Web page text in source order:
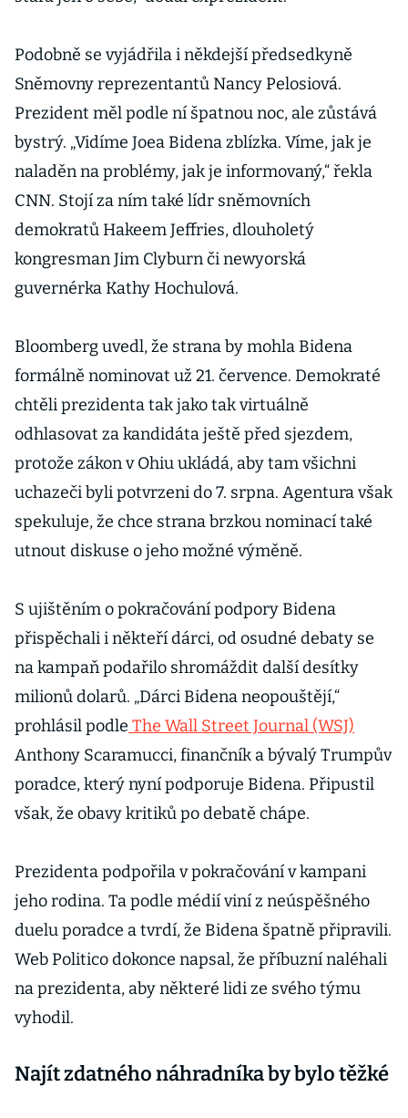
Podobně se vyjádřila i někdejší předsedkyně
Sněmovny reprezentantů Nancy Pelosiová.
Prezident měl podle ní špatnou noc, ale zůstává
bystrý. „Vidíme Joea Bidena zblízka. Víme, jak je
naladěn na problémy, jak je informovaný,“ řekla
CNN. Stojí za ním také lídr sněmovních
demokratů Hakeem Jeffries, dlouholetý
kongresman Jim Clyburn či newyorská
guvernérka Kathy Hochulová.
Bloomberg uvedl, že strana by mohla Bidena
formálně nominovat už 21. července. Demokraté
chtěli prezidenta tak jako tak virtuálně
odhlasovat za kandidáta ještě před sjezdem,
protože zákon v Ohiu ukládá, aby tam všichni
uchazeči byli potvrzeni do 7. srpna. Agentura však
spekuluje, že chce strana brzkou nominací také
utnout diskuse o jeho možné výměně.
S ujištěním o pokračování podpory Bidena
přispěchali i někteří dárci, od osudné debaty se
na kampaň podařilo shromáždit další desítky
milionů dolarů. „Dárci Bidena neopouštějí,“
prohlásil podle The Wall Street Journal (WSJ)
Anthony Scaramucci, finančník a bývalý Trumpův
poradce, který nyní podporuje Bidena. Připustil
však, že obavy kritiků po debatě chápe.
Prezidenta podpořila v pokračování v kampani
jeho rodina. Ta podle médií viní z neúspěšného
duelu poradce a tvrdí, že Bidena špatně připravili.
Web Politico dokonce napsal, že příbuzní naléhali
na prezidenta, aby některé lidi ze svého týmu
vyhodil.
Najít zdatného náhradníka by bylo těžké